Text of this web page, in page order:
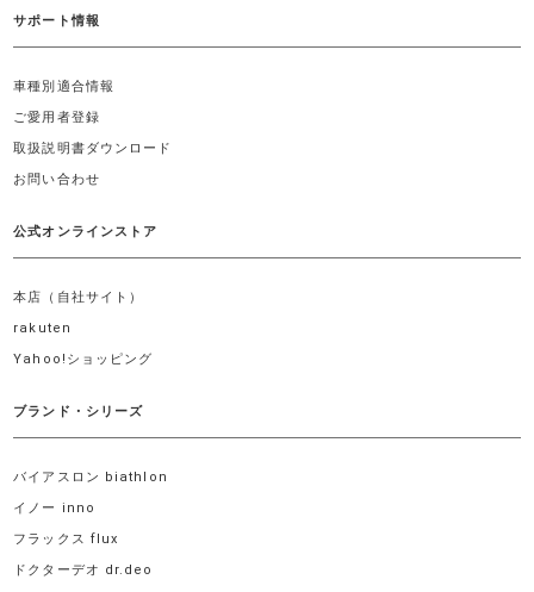
サポート情報
車種別適合情報
ご愛用者登録
取扱説明書ダウンロード
お問い合わせ
公式オンラインストア
本店（自社サイト）
rakuten
Yahoo!ショッピング
ブランド・シリーズ
バイアスロン biathlon
イノー inno
フラックス flux
ドクターデオ dr.deo